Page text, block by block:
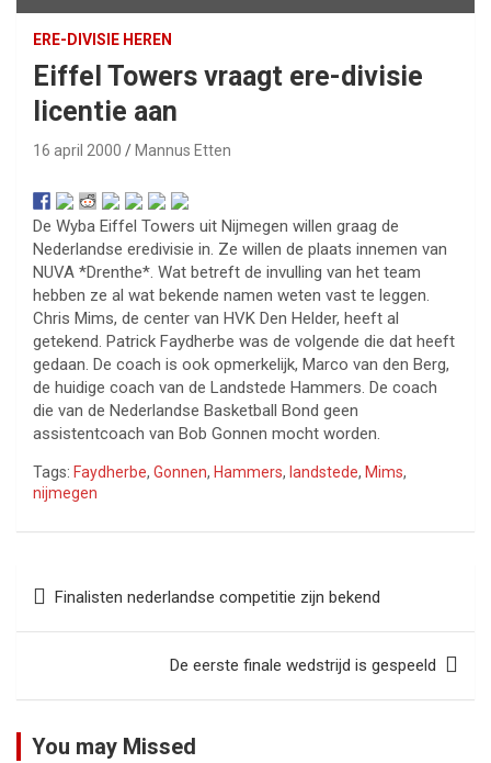
ERE-DIVISIE HEREN
Eiffel Towers vraagt ere-divisie
licentie aan
16 april 2000 Mannus Etten
De Wyba Eiffel Towers uit Nijmegen willen graag de
Nederlandse eredivisie in. Ze willen de plaats innemen van
NUVA *Drenthe*. Wat betreft de invulling van het team
hebben ze al wat bekende namen weten vast te leggen.
Chris Mims, de center van HVK Den Helder, heeft al
getekend. Patrick Faydherbe was de volgende die dat heeft
gedaan. De coach is ook opmerkelijk, Marco van den Berg,
de huidige coach van de Landstede Hammers. De coach
die van de Nederlandse Basketball Bond geen
assistentcoach van Bob Gonnen mocht worden.
Tags: Faydherbe, Gonnen, Hammers, landstede, Mims,
nijmegen
Finalisten nederlandse competitie zijn bekend
De eerste finale wedstrijd is gespeeld
You may Missed